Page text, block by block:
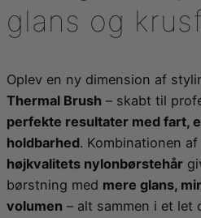
32
glans og
Oplev en ny dimension af
Thermal Brush – skabt til
perfekte resultater med fart,
holdbarhed. Kombinationen af
højkvalitets nylonbørstehår
børstning med mere glans,
volumen – alt sammen i et let